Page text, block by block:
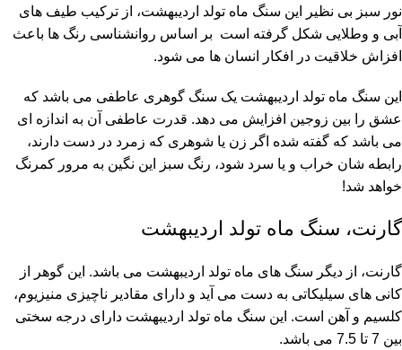
نور سبز بی نظیر این سنگ ماه تولد اردیبهشت، از ترکیب طیف های
آبی و وطلایی شکل گرفته است بر اساس روانشناسی رنگ ها باعث
افزاش خلاقیت در افکار انسان ها می شود.
این سنگ ماه تولد اردیبهشت یک سنگ گوهری عاطفی می باشد که
عشق را بین زوجین افزایش می دهد. قدرت عاطفی آن به اندازه ای
می باشد که گفته شده اگر زن یا شوهری که زمرد در دست دارند،
رابطه شان خراب و یا سرد شود، رنگ سبز این نگین به مرور کمرنگ
خواهد شد!
گارنت، سنگ ماه تولد اردیبهشت
گارنت، از دیگر سنگ های ماه تولد اردیبهشت می باشد. این گوهر از
کانی های سیلیکاتی به دست می آید و دارای مقادیر ناچیزی منیزیوم،
کلسیم و آهن است. این سنگ ماه تولد اردیبهشت دارای درجه سختی
بین 7 تا 7.5 می باشد.